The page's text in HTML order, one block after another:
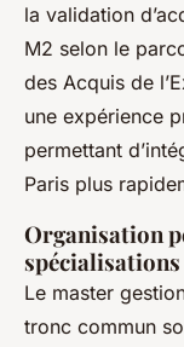
la validation
M2 selon le
des Acquis de
une expérience
permettant
Paris plus
Organisation
spécialisations
Le master
tronc commun